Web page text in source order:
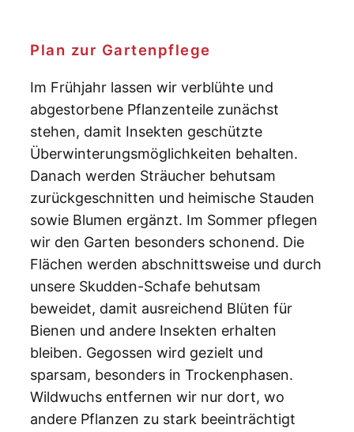
Plan zur Gartenpflege
Im Frühjahr lassen wir verblühte und
abgestorbene Pflanzenteile zunächst
stehen, damit Insekten geschützte
Überwinterungsmöglichkeiten behalten.
Danach werden Sträucher behutsam
zurückgeschnitten und heimische Stauden
sowie Blumen ergänzt. Im Sommer pflegen
wir den Garten besonders schonend. Die
Flächen werden abschnittsweise und durch
unsere Skudden-Schafe behutsam
beweidet, damit ausreichend Blüten für
Bienen und andere Insekten erhalten
bleiben. Gegossen wird gezielt und
sparsam, besonders in Trockenphasen.
Wildwuchs entfernen wir nur dort, wo
andere Pflanzen zu stark beeinträchtigt